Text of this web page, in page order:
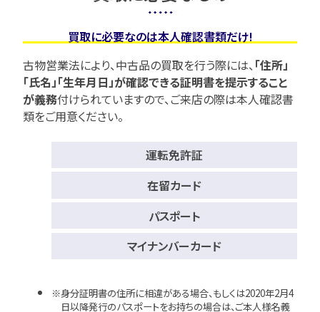
買取に必要なのは本人確認書類だけ!
古物営業法により、中古品の買取を行う際には、「住所」
「氏名」「生年月日」が確認できる証明書を提示すること
が義務付けられていますので、ご来店の際は本人確認書
類をご用意ください。
運転免許証
在留カード
パスポート
マイナンバーカード
身分証明書の住所に相違がある場合、もしくは2020年2月4
日以降発行のパスポートをお持ちの場合は、ご本人様名義